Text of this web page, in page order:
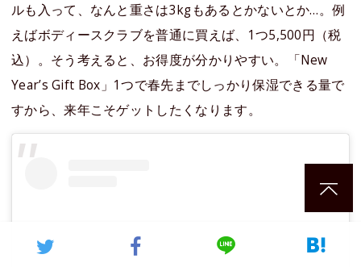
ルも入って、なんと重さは3kgもあるとかないとか…。例
えばボディースクラブを普通に買えば、1つ5,500円（税
込）。そう考えると、お得度が分かりやすい。「New
Year’s Gift Box」1つで春先までしっかり保湿できる量で
すから、来年こそゲットしたくなります。